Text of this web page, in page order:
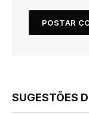
SUGESTÕES